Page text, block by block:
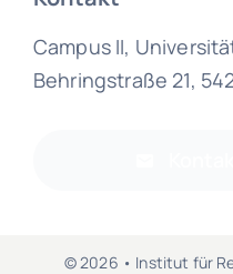
Campus II,
Behringstraße 21,
© 2026 • Institut für